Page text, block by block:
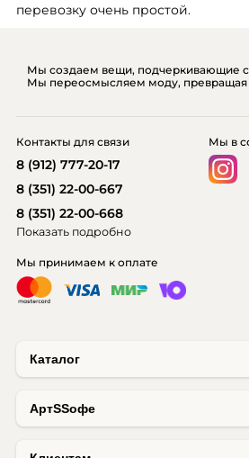
перевозку очень простой.
Мы создаем вещи, подчеркивающие
Мы переосмысляем моду, превращая
Каталог
AртSSофе
Мы принимаем к оплате
Мы в
Контакты для связи
8 (912) 777-20-17
8 (351) 22-00-667
8 (351) 22-00-668
Показать подробно